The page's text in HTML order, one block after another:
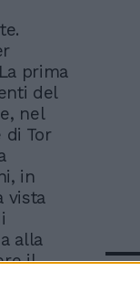
prima
del
nel
Tor
in
vista
alla
il
In